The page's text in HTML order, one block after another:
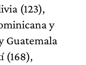
(123),
y
Guatemala
(168),